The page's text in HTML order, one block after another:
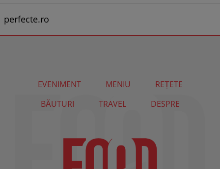
perfecte.ro
EVENIMENT MENIU
REȚETE
BĂUTURI
TRAVEL DESPRE